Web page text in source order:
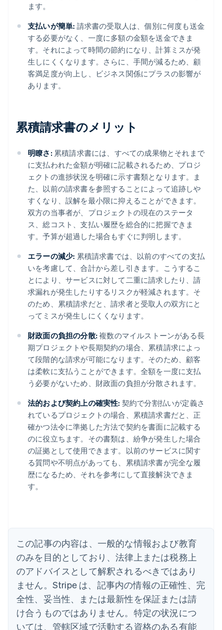
ます。
支払いが簡単: 請求書の受取人は、個別に何度も送金
する必要がなく、一度に多額の金額を送金できま
す。それによって時間の節約になり、計算ミスが発
生しにくくなります。さらに、手間が減るため、顧
客満足度が向上し、ビジネス関係にプラスの影響が
あります。
累積請求書のメリット
明瞭さ: 累積請求書には、すべての成果物とそれまで
に支払われた金額が明確に記載されるため、プロジ
ェクトの進捗状況を明確に示す書類となります。ま
た、以前の請求書を参照することによって追跡しや
すくなり、誤解を最小限に抑えることができます。
双方の当事者が、プロジェクトの現在のステータ
ス、総コスト、支払い履歴を総合的に把握できま
す。予算が超過した場合もすぐに判明します。
エラーの減少: 累積請求書では、以前のすべての支払
いを考慮して、合計から差し引きます。こうするこ
とにより、サービスに対して二重に請求したり、請
求漏れが発生したりするリスクが軽減されます。そ
のため、累積請求だと、請求者と受取人の双方にと
ってミスが発生しにくくなります。
財政面の負担の分散: 複数のマイルストーンがある長
期プロジェクトや長期契約の場合、累積請求によっ
て段階的な請求が可能になります。そのため、顧客
は柔軟に支払うことができます。全額を一度に支払
う必要がないため、財政面の負担が分散されます。
法的および契約上の確実性: 契約で分割払いが定義さ
れているプロジェクトの場合、累積請求書だと、正
確かつ法令に準拠した方法で契約を書面に記載する
のに役立ちます。その書類は、紛争が発生した場合
の証拠として使用できます。以前のサービスに関す
る質問や不明点があっても、累積請求書が完全な履
歴になるため、それを参考にして直接解決できま
す。
この記事の内容は、一般的な情報および教育
のみを目的としており、法律上または税務上
のアドバイスとして解釈されるべきではあり
ません。Stripe は、記事内の情報の正確性、完
全性、妥当性、または最新性を保証または請
け合うものではありません。特定の状況につ
いては、管轄区域で活動する資格のある有能
アイルランド
English
アメリカ
English Español 简体中文
アラブ首長国連邦
インド
English
エストニア
English
オーストラリア
オーストリア
DeutschEnglish
オランダ